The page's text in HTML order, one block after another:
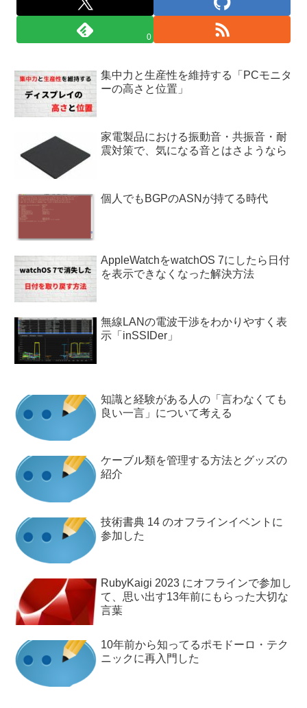
0
集中力と生産性を維持する「PCモニタ
ーの高さと位置」
家電製品における振動音・共振音・耐
震対策で、気になる音とはさようなら
個人でもBGPのASNが持てる時代
AppleWatchをwatchOS 7にしたら日付
を表示できなくなった解決方法
無線LANの電波干渉をわかりやすく表
示「inSSIDer」
知識と経験がある人の「言わなくても
良い一言」について考える
ケーブル類を管理する方法とグッズの
紹介
技術書典 14 のオフラインイベントに
参加した
RubyKaigi 2023 にオフラインで参加し
て、思い出す13年前にもらった大切な
言葉
10年前から知ってるポモドーロ・テク
ニックに再入門した